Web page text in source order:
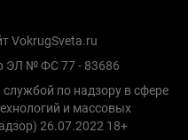
VokrugSveta.ru
ЭЛ № ФС 77 - 83686
по надзору в сфере
и массовых
26.07.2022 18+